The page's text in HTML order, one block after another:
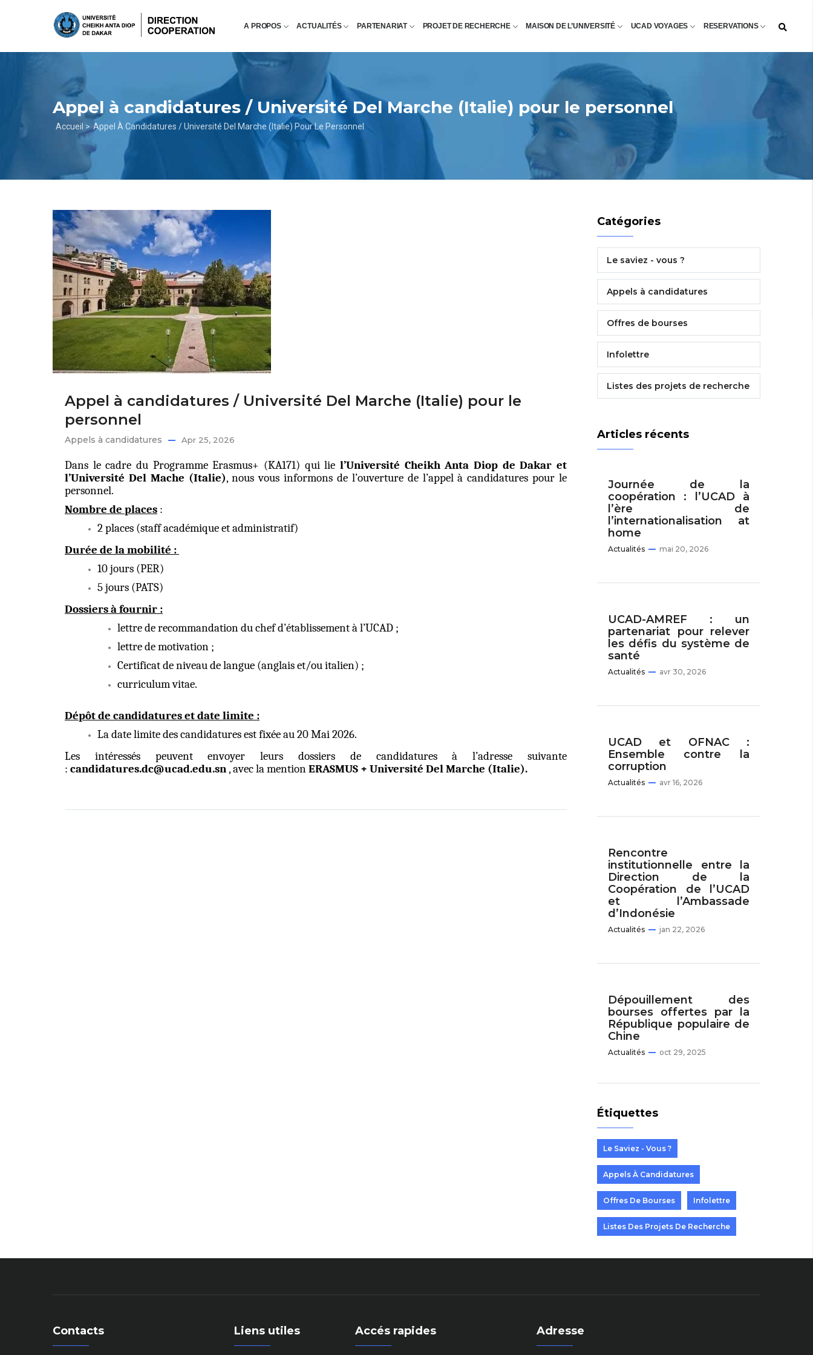
principal
A PROPOS ACTUALITÉS PARTENARIAT PROJET DE RECHERCHE MAISON DE L’UNIVERSITÉ UCAD VOYAGES RESERVATIONS
Appel à candidatures / Université Del Marche (Italie) pour le personnel
Fil
d'Ariane
Accueil > Appel À Candidatures / Université Del Marche (Italie) Pour Le Personnel
Appel à candidatures / Université Del Marche (Italie) pour le
personnel
Appels à candidatures Apr 25, 2026
Dans le cadre du Programme Erasmus+ (KA171) qui lie l’Université Cheikh Anta Diop de Dakar et
l’Université Del Mache (Italie), nous vous informons de l’ouverture de l’appel à candidatures pour le
personnel.
Nombre de places :
2 places (staff académique et administratif)
Durée de la mobilité :
10 jours (PER)
5 jours (PATS)
Dossiers à fournir :
lettre de recommandation du chef d’établissement à l’UCAD ;
lettre de motivation ;
Certificat de niveau de langue (anglais et/ou italien) ;
curriculum vitae.
Dépôt de candidatures et date limite :
La date limite des candidatures est fixée au 20 Mai 2026.
Les intéressés peuvent envoyer leurs dossiers de candidatures à l’adresse suivante
: candidatures.dc@ucad.edu.sn, avec la mentionERASMUS + Université Del Marche (Italie).
Catégories
Le saviez - vous ?
Appels à candidatures
Offres de bourses
Infolettre
Listes des projets de recherche
Articles récents
Journée de la
coopération : l’UCAD à
l’ère de
l’internationalisation at
home
Actualités mai 20, 2026
UCAD-AMREF : un
partenariat pour relever
les défis du système de
santé
Actualités avr 30, 2026
UCAD et OFNAC :
Ensemble contre la
corruption
Actualités avr 16, 2026
Rencontre
institutionnelle entre la
Direction de la
Coopération de l’UCAD
et l’Ambassade
d’Indonésie
Actualités jan 22, 2026
Dépouillement des
bourses offertes par la
République populaire de
Chine
Actualités oct 29, 2025
Étiquettes
Le Saviez - Vous ?
Appels À Candidatures
Offres De Bourses Infolettre
Listes Des Projets De Recherche
Contacts Liens utiles Accés rapides Adresse